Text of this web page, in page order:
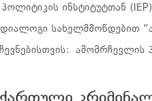
ინსტიტუტთან
სახელმმოწდებით
ამომრჩევლის